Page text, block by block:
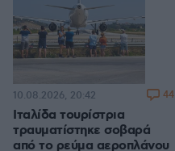
Ιταλίδα τουρίστρια
τραυματίστηκε σοβαρά
από το ρεύμα αεροπλάνου
10.08.2026, 20:42 44